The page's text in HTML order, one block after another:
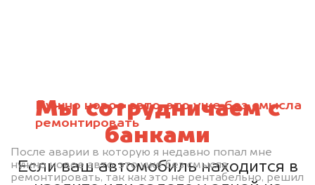
Нужно новое авто, это уже без смысла
ремонтировать
После аварии в которую я недавно попал мне
нужно новое авто, это уже без смысла
ремонтировать, так как это не рентабельно, решил
Мы сотрудничаем с
банками
Если ваш автомобиль находится в